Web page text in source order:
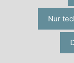
Werkstofftechnik
Nur